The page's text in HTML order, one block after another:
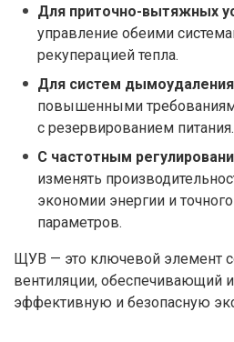
Для приточно-вытяжных
управление обеими
рекуперацией тепла.
Для систем
повышенными
с резервированием питания.
С частотным
изменять
экономии энергии и
параметров.
ЩУВ — это ключевой элемент
вентиляции, обеспечивающий
эффективную и безопасную